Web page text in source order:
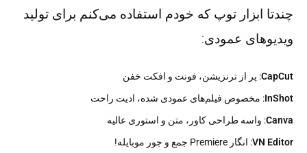
چندتا ابزار توپ که خودم استفاده می‌کنم برای تولید
ویدیو‌های عمودی:
CapCut: پر از ترنزیشن، فونت و افکت خفن
InShot: مخصوص فیلم‌های عمودی شده، ادیت راحت
Canva: واسه طراحی کاور، متن و استوری عالیه
VN Editor: انگار Premiere جمع و جور موبایله!